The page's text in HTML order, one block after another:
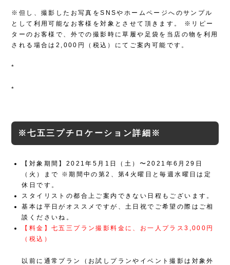
※但し、撮影したお写真をSNSやホームページへのサンプル
として利用可能なお客様を対象とさせて頂きます。
※リピー
ターのお客様で、外での撮影時に草履や足袋を当店の物を利用
される場合は2,000円（税込）にてご案内可能です。
*
*
※七五三プチロケーション詳細※
【対象期間】2021年5月1日（土）〜2021年6月29日
（火）まで
※期間中の第2、第4火曜日と毎週水曜日は定
休日です。
スタイリストの都合上ご案内できない日程もございます。
基本は平日がオススメですが、土日祝でご希望の際はご相
談くださいね。
【料金】七五三プラン撮影料金に、お一人プラス3,000円
（税込）
以前に通常プラン（お試しプランやイベント撮影は対象外